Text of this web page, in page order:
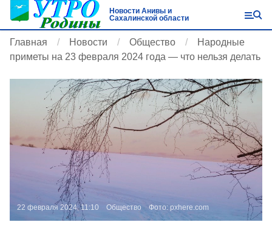
Новости Анивы и
Сахалинской области
Главная Новости Общество
Народные
приметы на 23 февраля 2024 года — что нельзя делать
22 февраля 2024, 11:10 Общество Фото: pxhere.com